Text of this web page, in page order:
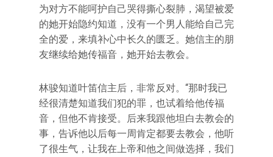
为对方不能呵护自己哭得撕心裂肺，渴望被爱
的她开始隐约知道，没有一个男人能给自己完
全的爱，来填补心中长久的匮乏。她信主的朋
友继续给她传福音，她开始去教会。
林骏知道叶笛信主后，非常反对。“那时我已
经很清楚知道我们犯的罪，也试着给他传福
音，但他不肯接受。后来我跟他坦白去教会的
事，告诉他以后每一周肯定都要去教会，他听
了很生气，让我在上帝和他之间做选择，我们